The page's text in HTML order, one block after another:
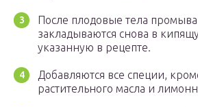
После плодовые тела
закладываются снова в
указанную в рецепте.
Добавляются все специи,
растительного масла и